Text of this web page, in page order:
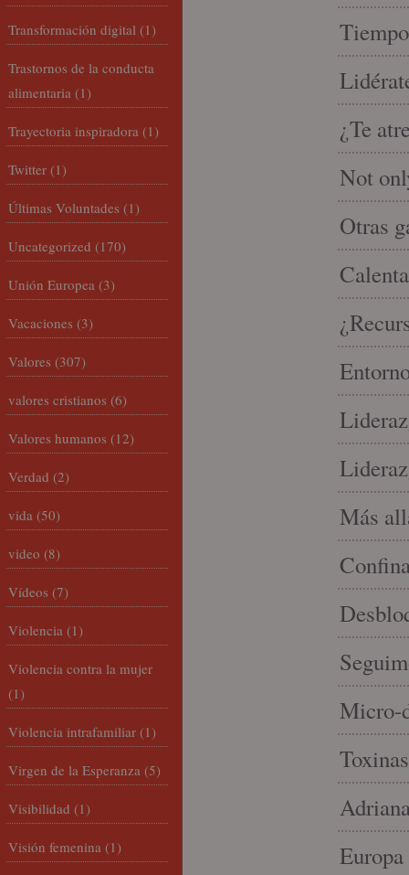
¿Te
Not
Otras
Más
Micro-
Transformación digital (1)
Trastornos de la conducta
alimentaria (1)
Trayectoria inspiradora (1)
Twitter (1)
Últimas Voluntades (1)
Uncategorized (170)
Unión Europea (3)
Vacaciones (3)
Valores (307)
valores cristianos (6)
Valores humanos (12)
Verdad (2)
vida (50)
video (8)
Vídeos (7)
Violencia (1)
Violencia contra la mujer
(1)
Violencia intrafamiliar (1)
Virgen de la Esperanza (5)
Visibilidad (1)
Visión femenina (1)